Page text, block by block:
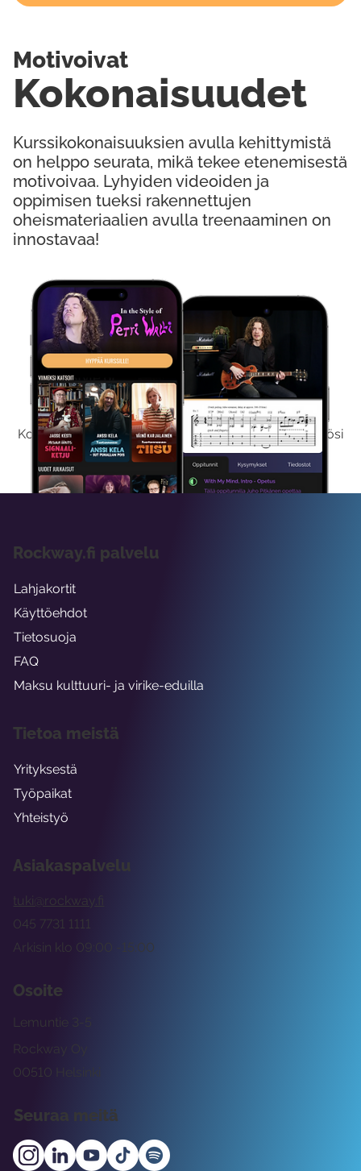
Kokeile Ilmaiseksi
Kokeilemalla ilmaiseksi saat koko sisältömme käyttöösi
viikon ajaksi.
Kurssikokonaisuuksien avulla kehittymistä
on helppo seurata, mikä tekee etenemisestä
motivoivaa. Lyhyiden videoiden ja
oppimisen tueksi rakennettujen
oheismateriaalien avulla treenaaminen on
innostavaa!
Kokonaisuudet
Motivoivat
Asiakaspalvelu
tuki@rockway.fi
Arkisin klo 09:00 -15:00
045 7731 1111
Osoite
Rockway Oy
Lemuntie 3-5
00510 Helsinki
Seuraa meitä
Rockway.fi palvelu
Lahjakortit
Käyttöehdot
Tietosuoja
FAQ
Maksu kulttuuri- ja virike-eduilla
Tietoa meistä
Yrityksestä
Työpaikat
Yhteistyö